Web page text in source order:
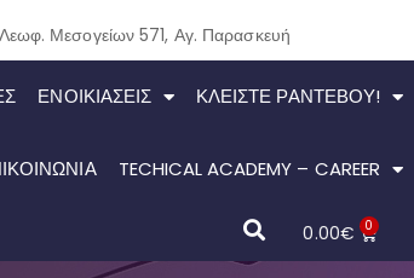
Λεωφ. Μεσογείων 571, Αγ. Παρασκευή
ΕΝΟΙΚΙΆΣΕΙΣ ΚΛΕΊΣΤΕ ΡΑΝΤΕΒΟΎ!
TECHICAL ACADEMY – CAREER
0.00€ 0